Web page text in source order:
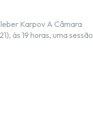
às 19 horas, uma sessão